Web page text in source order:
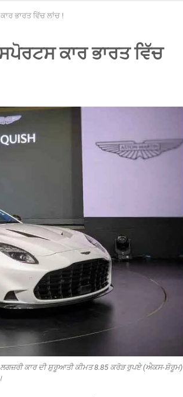
ਭਾਰਤ ਵਿੱਚ ਲਾਂਚ !
ਕਾਰ ਭਾਰਤ ਵਿੱਚ
ਕਾਰ ਦੀ ਸ਼ੁਰੂਆਤੀ ਕੀਮਤ 8.85 ਕਰੋੜ ਰੁਪਏ (ਐਕਸ-ਸ਼ੋਰੂਮ)